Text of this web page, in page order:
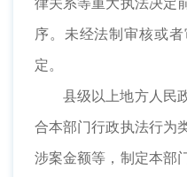
序。未经法制审核或
定。
县级以上地方人民
合本部门行政执法行为
涉案金额等，制定本部